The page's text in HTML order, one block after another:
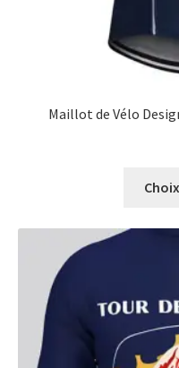
Maillot de Vélo